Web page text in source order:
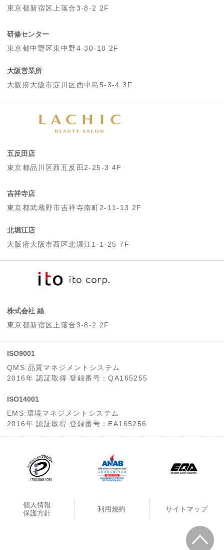
東京都新宿区上落合3-8-2 2F
研修センター
東京都中野区東中野4-30-18 2F
大阪営業所
大阪府大阪市淀川区西中島5-3-4 3F
五反田店
東京都品川区西五反田2-25-3 4F
吉祥寺店
東京都武蔵野市吉祥寺南町2-11-13 2F
北堀江店
大阪府大阪市西区北堀江1-1-25 7F
株式会社 絲
東京都新宿区上落合3-8-2 2F
ISO9001
QMS:品質マネジメントシステム
2016年 認証取得 登録番号：QA165255
ISO14001
EMS:環境マネジメントシステム
2016年 認証取得 登録番号：EA165256
個人情報
保護方針
利用規約 サイトマップ